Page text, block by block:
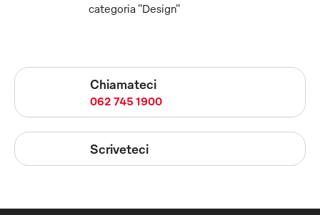
categoria "Design"
Chiamateci
062 745 1900
Scriveteci